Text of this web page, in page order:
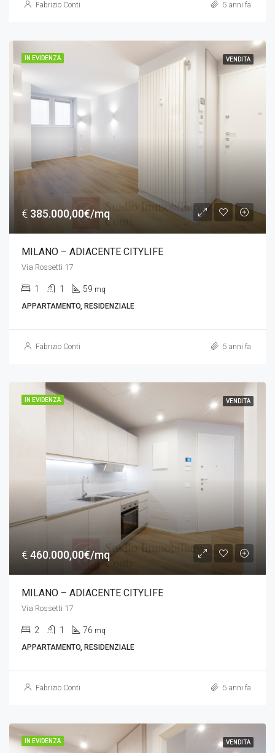
Fabrizio Conti 5 anni fa
IN EVIDENZA VENDITA
€ 385.000,00€/mq
MILANO – ADIACENTE CITYLIFE
Via Rossetti 17
1 1 59 mq
APPARTAMENTO, RESIDENZIALE
Fabrizio Conti 5 anni fa
IN EVIDENZA VENDITA
€460.000,00€/mq
MILANO – ADIACENTE CITYLIFE
Via Rossetti 17
2 1 76 mq
APPARTAMENTO, RESIDENZIALE
Fabrizio Conti 5 anni fa
IN EVIDENZA VENDITA